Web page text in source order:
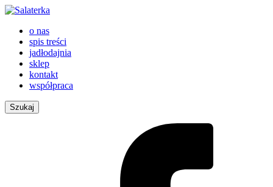
o nas
spis treści
jadłodajnia
sklep
kontakt
współpraca
Szukaj